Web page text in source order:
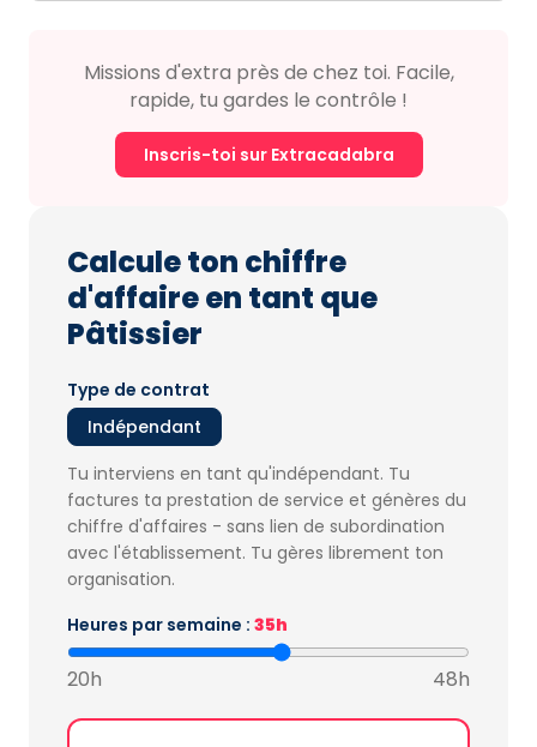
Missions d'extra près de chez toi. Facile,
rapide, tu gardes le contrôle !
Inscris-toi sur Extracadabra
Calcule ton chiffre
d'affaire en tant que
Pâtissier
Type de contrat
Indépendant
Tu interviens en tant qu'indépendant. Tu
factures ta prestation de service et génères du
chiffre d'affaires - sans lien de subordination
avec l'établissement. Tu gères librement ton
organisation.
Heures par semaine : 35h
20h 48h